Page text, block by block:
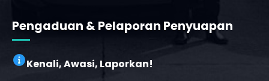
Pengaduan & Pelaporan Penyuapan
Kenali, Awasi, Laporkan!